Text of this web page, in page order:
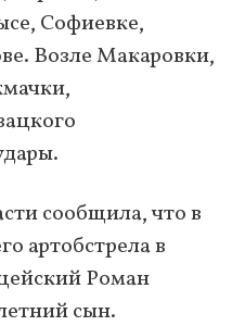
Софиевке,
Возле Макаровки,
сообщила, что в
артобстрела в
Роман
сын.